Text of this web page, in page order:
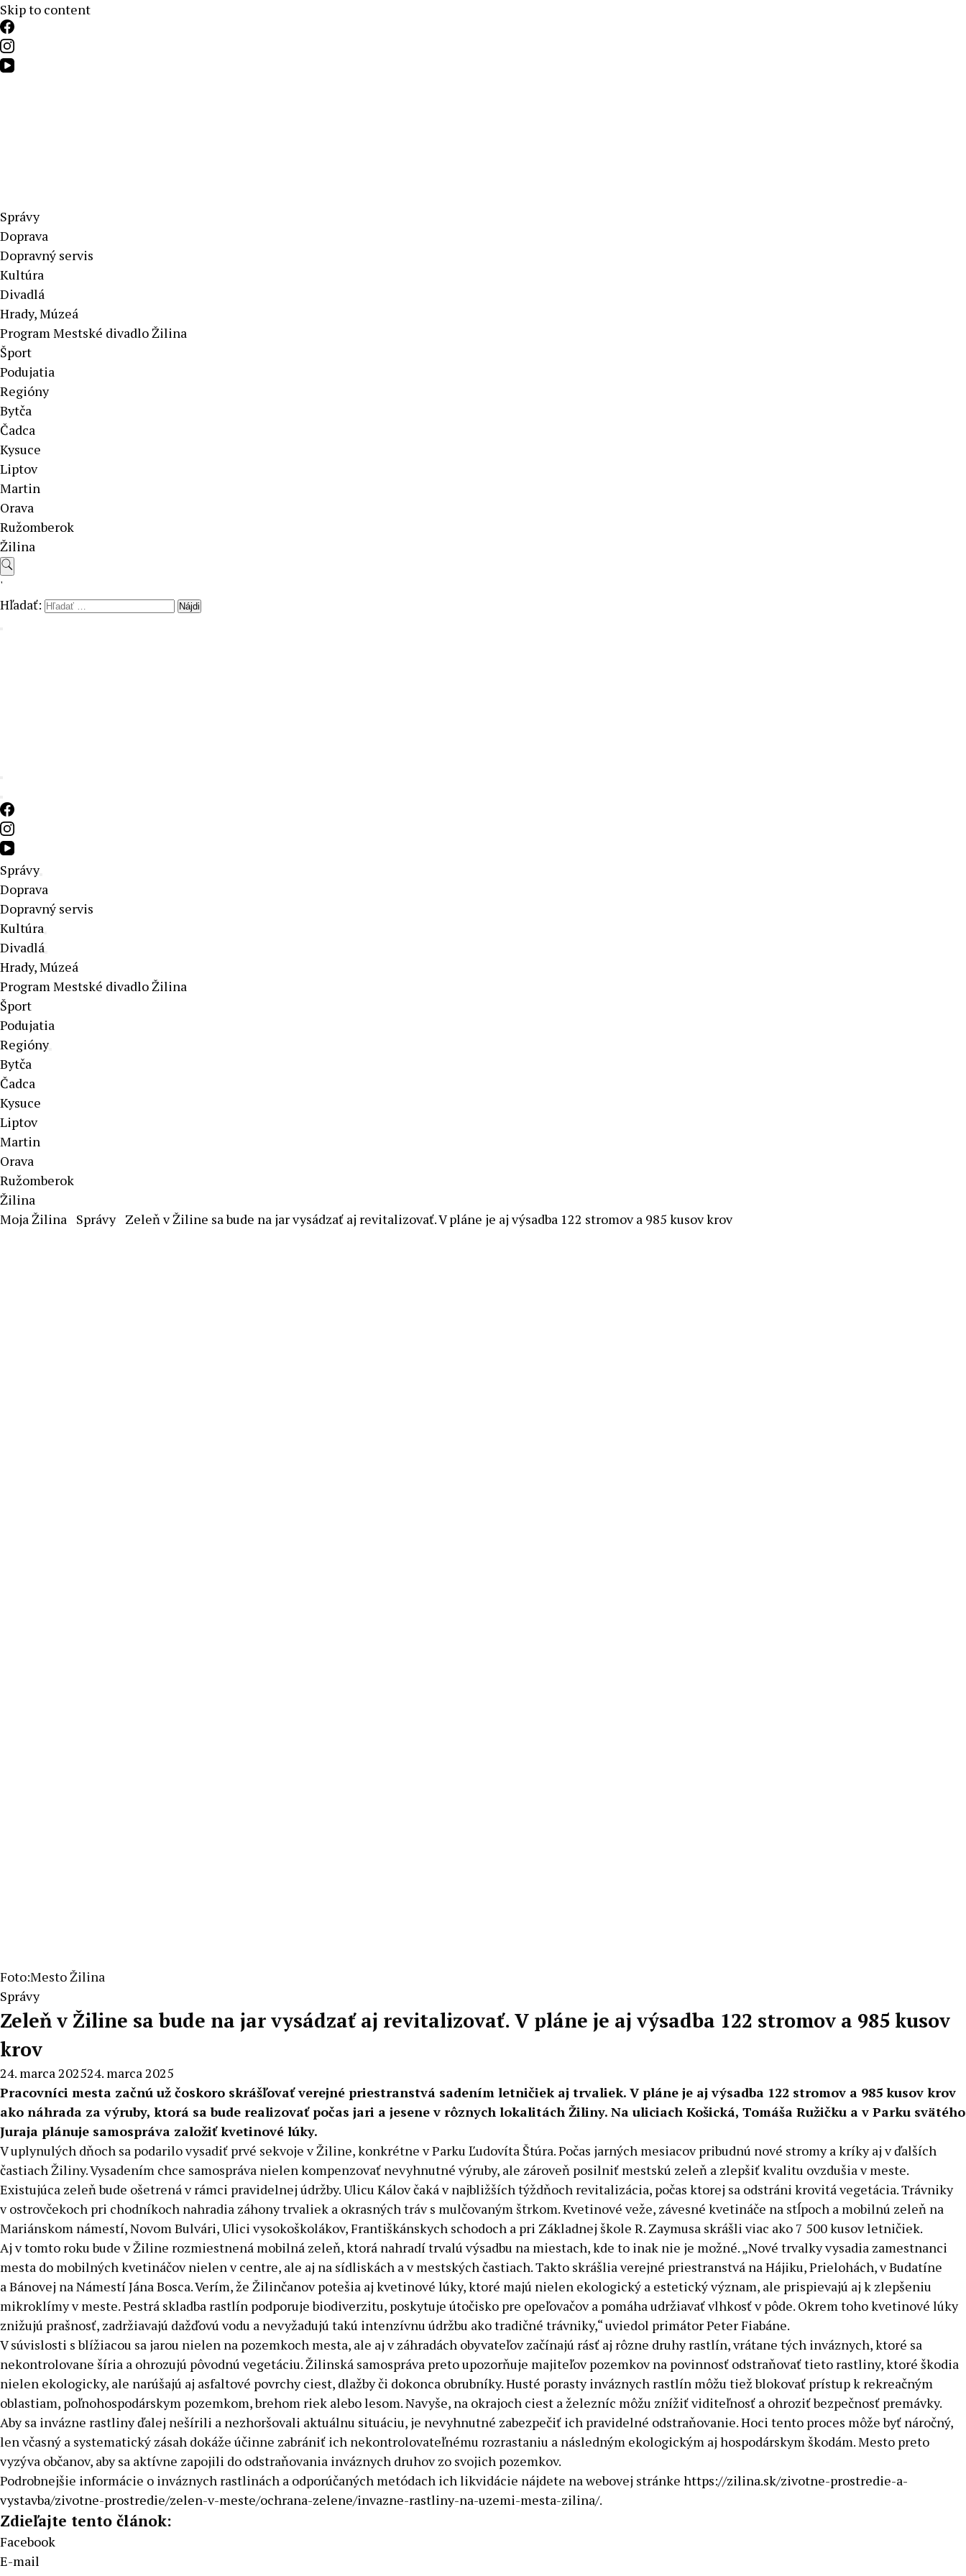
Skip to content
Aktuálne správy – severné Slovensko
Správy
Doprava
Dopravný servis
Kultúra
Divadlá
Hrady, Múzeá
Program Mestské divadlo Žilina
Šport
Podujatia
Regióny
Bytča
Čadca
Kysuce
Liptov
Martin
Orava
Ružomberok
Žilina
'
Hľadať:
Správy
Doprava
Dopravný servis
Kultúra
Divadlá
Hrady, Múzeá
Program Mestské divadlo Žilina
Šport
Podujatia
Regióny
Bytča
Čadca
Kysuce
Liptov
Martin
Orava
Ružomberok
Žilina
Moja Žilina Správy Zeleň v Žiline sa bude na jar vysádzať aj revitalizovať. V pláne je aj výsadba 122 stromov a 985 kusov krov
Foto:Mesto Žilina
Správy
Zeleň v Žiline sa bude na jar vysádzať aj revitalizovať. V pláne je aj výsadba 122 stromov a 985 kusov
krov
24. marca 202524. marca 2025
Pracovníci mesta začnú už čoskoro skrášľovať verejné priestranstvá sadením letničiek aj trvaliek. V pláne je aj výsadba 122 stromov a 985 kusov krov
ako náhrada za výruby, ktorá sa bude realizovať počas jari a jesene v rôznych lokalitách Žiliny. Na uliciach Košická, Tomáša Ružičku a v Parku svätého
Juraja plánuje samospráva založiť kvetinové lúky.
V uplynulých dňoch sa podarilo vysadiť prvé sekvoje v Žiline, konkrétne v Parku Ľudovíta Štúra. Počas jarných mesiacov pribudnú nové stromy a kríky aj v ďalších
častiach Žiliny. Vysadením chce samospráva nielen kompenzovať nevyhnutné výruby, ale zároveň posilniť mestskú zeleň a zlepšiť kvalitu ovzdušia v meste.
Existujúca zeleň bude ošetrená v rámci pravidelnej údržby. Ulicu Kálov čaká v najbližších týždňoch revitalizácia, počas ktorej sa odstráni krovitá vegetácia. Trávniky
v ostrovčekoch pri chodníkoch nahradia záhony trvaliek a okrasných tráv s mulčovaným štrkom. Kvetinové veže, závesné kvetináče na stĺpoch a mobilnú zeleň na
Mariánskom námestí, Novom Bulvári, Ulici vysokoškolákov, Františkánskych schodoch a pri Základnej škole R. Zaymusa skrášli viac ako 7 500 kusov letničiek.
Aj v tomto roku bude v Žiline rozmiestnená mobilná zeleň, ktorá nahradí trvalú výsadbu na miestach, kde to inak nie je možné. „Nové trvalky vysadia zamestnanci
mesta do mobilných kvetináčov nielen v centre, ale aj na sídliskách a v mestských častiach. Takto skrášlia verejné priestranstvá na Hájiku, Prielohách, v Budatíne
a Bánovej na Námestí Jána Bosca. Verím, že Žilinčanov potešia aj kvetinové lúky, ktoré majú nielen ekologický a estetický význam, ale prispievajú aj k zlepšeniu
mikroklímy v meste. Pestrá skladba rastlín podporuje biodiverzitu, poskytuje útočisko pre opeľovačov a pomáha udržiavať vlhkosť v pôde. Okrem toho kvetinové lúky
znižujú prašnosť, zadržiavajú dažďovú vodu a nevyžadujú takú intenzívnu údržbu ako tradičné trávniky,“ uviedol primátor Peter Fiabáne.
V súvislosti s blížiacou sa jarou nielen na pozemkoch mesta, ale aj v záhradách obyvateľov začínajú rásť aj rôzne druhy rastlín, vrátane tých inváznych, ktoré sa
nekontrolovane šíria a ohrozujú pôvodnú vegetáciu. Žilinská samospráva preto upozorňuje majiteľov pozemkov na povinnosť odstraňovať tieto rastliny, ktoré škodia
nielen ekologicky, ale narúšajú aj asfaltové povrchy ciest, dlažby či dokonca obrubníky. Husté porasty inváznych rastlín môžu tiež blokovať prístup k rekreačným
oblastiam, poľnohospodárskym pozemkom, brehom riek alebo lesom. Navyše, na okrajoch ciest a železníc môžu znížiť viditeľnosť a ohroziť bezpečnosť premávky.
Aby sa invázne rastliny ďalej nešírili a nezhoršovali aktuálnu situáciu, je nevyhnutné zabezpečiť ich pravidelné odstraňovanie. Hoci tento proces môže byť náročný,
len včasný a systematický zásah dokáže účinne zabrániť ich nekontrolovateľnému rozrastaniu a následným ekologickým aj hospodárskym škodám. Mesto preto
vyzýva občanov, aby sa aktívne zapojili do odstraňovania inváznych druhov zo svojich pozemkov.
Podrobnejšie informácie o inváznych rastlinách a odporúčaných metódach ich likvidácie nájdete na webovej stránke https://zilina.sk/zivotne-prostredie-a-
vystavba/zivotne-prostredie/zelen-v-meste/ochrana-zelene/invazne-rastliny-na-uzemi-mesta-zilina/.
Zdieľajte tento článok:
Facebook
E-mail